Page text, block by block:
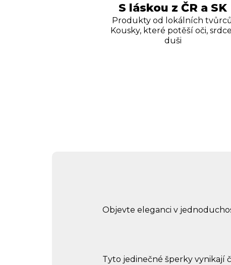
S láskou z ČR a SK
Produkty od lokálních
Kousky, které potěší oči,
duši
Objevte eleganci v
Tyto jedinečné šperky vynikají